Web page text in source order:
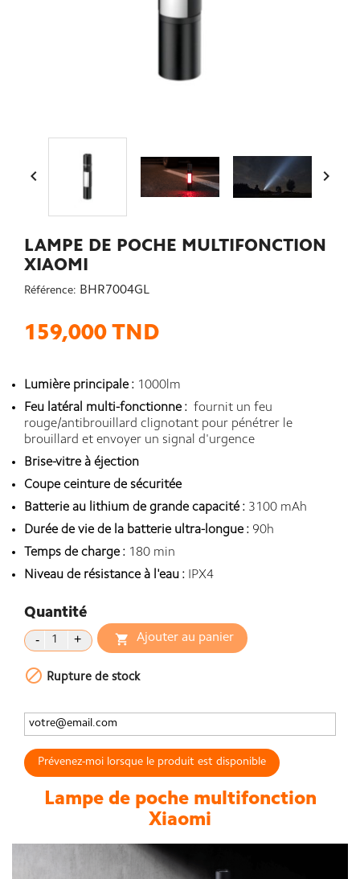
 
LAMPE DE POCHE MULTIFONCTION
XIAOMI
Référence: BHR7004GL
159,000 TND
Lumière principale : 1000lm
Feu latéral multi-fonctionne : fournit un feu
rouge/antibrouillard clignotant pour pénétrer le
brouillard et envoyer un signal d'urgence
Brise-vitre à éjection
Coupe ceinture de sécuritée
Batterie au lithium de grande capacité : 3100 mAh
Durée de vie de la batterie ultra-longue : 90h
Temps de charge : 180 min
Niveau de résistance à l'eau : IPX4
Quantité
 Ajouter au panier
 Rupture de stock
Prévenez-moi lorsque le produit est disponible
Lampe de poche multifonction
Xiaomi